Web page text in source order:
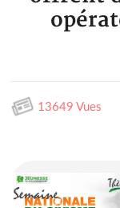
13649 Vues